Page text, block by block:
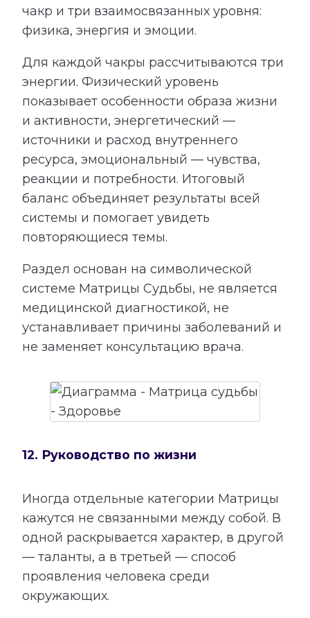
чакр и три взаимосвязанных уровня:
физика, энергия и эмоции.
Для каждой чакры рассчитываются три
энергии. Физический уровень
показывает особенности образа жизни
и активности, энергетический —
источники и расход внутреннего
ресурса, эмоциональный — чувства,
реакции и потребности. Итоговый
баланс объединяет результаты всей
системы и помогает увидеть
повторяющиеся темы.
Раздел основан на символической
системе Матрицы Судьбы, не является
медицинской диагностикой, не
устанавливает причины заболеваний и
не заменяет консультацию врача.
12. Руководство по жизни
Иногда отдельные категории Матрицы
кажутся не связанными между собой. В
одной раскрывается характер, в другой
— таланты, а в третьей — способ
проявления человека среди
окружающих.